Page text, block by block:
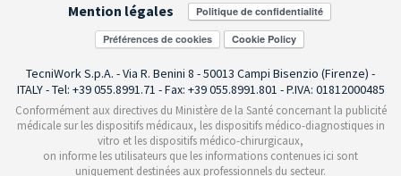
Mention légales
Préférences de cookies
TecniWork S.p.A. - Via R. Benini 8 - 50013 Campi Bisenzio (Firenze) -
ITALY - Tel: +39 055.8991.71 - Fax: +39 055.8991.801 - P.IVA: 01812000485
Conformément aux directives du Ministère de la Santé concernant la publicité
médicale sur les dispositifs médicaux, les dispositifs médico-diagnostiques in
vitro et les dispositifs médico-chirurgicaux,
on informe les utilisateurs que les informations contenues ici sont
uniquement destinées aux professionnels du secteur.